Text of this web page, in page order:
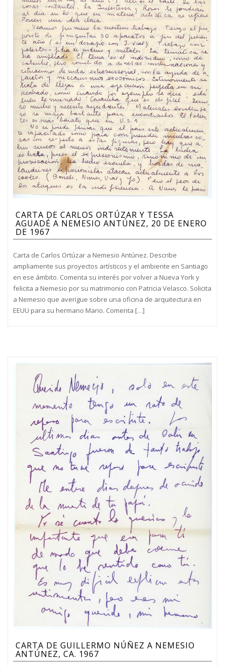
CARTA DE CARLOS ORTÚZAR Y TESSA
AGUADÉ A NEMESIO ANTÚNEZ, 20 DE ENERO
DE 1967
Carta de Carlos Ortúzar a Nemesio Antúnez. Describe
ampliamente sus proyectos artísticos y el ambiente en Santiago
en ese ámbito. Comenta su interés por volver a Nueva York y
felicita a Nemesio por su matrimonio con Patricia Velasco. Solicita
a Nemesio que averigue sobre una oficina de arquitectura en
EEUU para su hermano Mario. Comenta […]
CARTA DE GUILLERMO NÚÑEZ A NEMESIO
ANTÚNEZ, CA. 1967